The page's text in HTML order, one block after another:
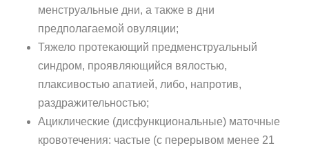
менструальные дни, а также в дни
предполагаемой овуляции;
Тяжело протекающий предменструальный
синдром, проявляющийся вялостью,
плаксивостью апатией, либо, напротив,
раздражительностью;
Ациклические (дисфункциональные) маточные
кровотечения: частые (с перерывом менее 21